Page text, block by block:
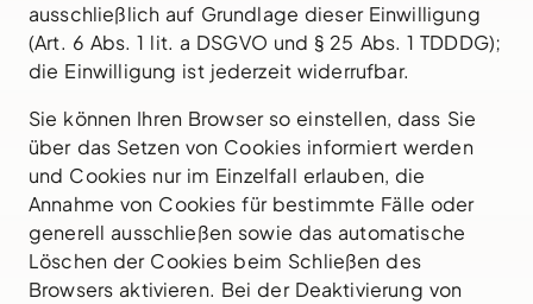
ausschließlich auf Grundlage dieser Einwilligung
(Art. 6 Abs. 1 lit. a DSGVO und § 25 Abs. 1 TDDDG);
die Einwilligung ist jederzeit widerrufbar.
Sie können Ihren Browser so einstellen, dass Sie
über das Setzen von Cookies informiert werden
und Cookies nur im Einzelfall erlauben, die
Annahme von Cookies für bestimmte Fälle oder
generell ausschließen sowie das automatische
Löschen der Cookies beim Schließen des
Browsers aktivieren. Bei der Deaktivierung von